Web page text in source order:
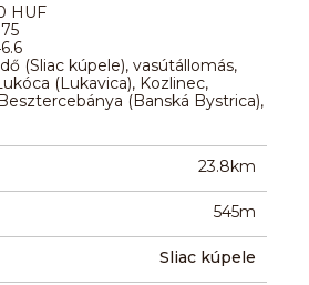
HUF
(Sliac kúpele), vasútállomás,
(Lukavica), Kozlinec,
(Banská Bystrica),
23.8km
545m
Sliac kúpele